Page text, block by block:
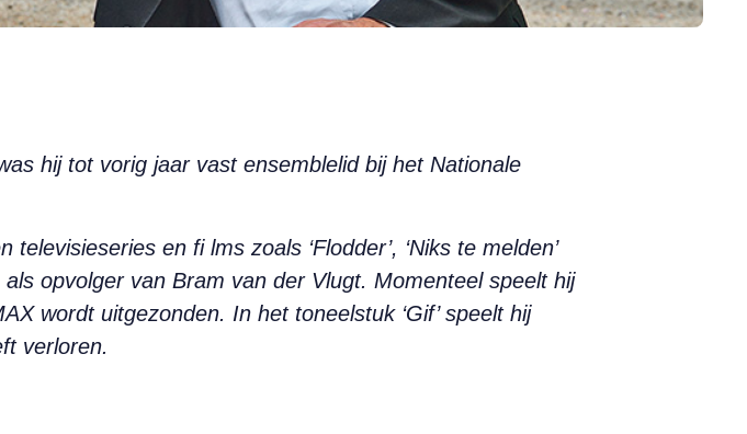
hij tot vorig jaar vast ensemblelid bij het Nationale
en fi lms zoals ‘Flodder’, ‘Niks te melden’
opvolger van Bram van der Vlugt. Momenteel speelt hij
wordt uitgezonden. In het toneelstuk ‘Gif’ speelt hij
verloren.